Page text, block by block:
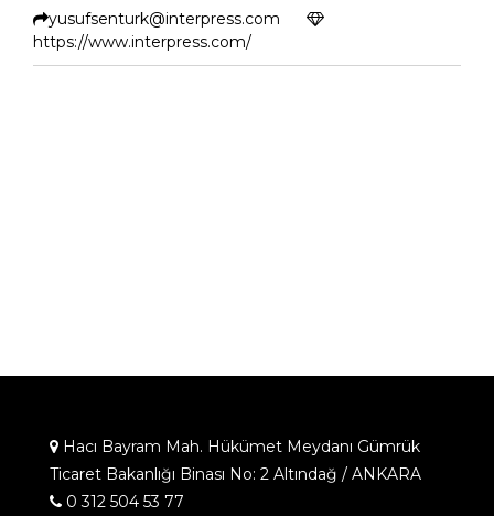
yusufsenturk@interpress.com
https://www.interpress.com/
Hacı Bayram Mah. Hükümet Meydanı Gümrük
Ticaret Bakanlığı Binası No: 2 Altındağ / ANKARA
0 312 504 53 77